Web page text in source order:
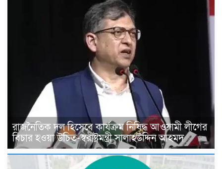
রাজনৈতিক দল হিসেবে কার্যক্রম নিষিদ্ধ আওয়ামী লীগের
বিচার হওয়া উচিত-স্বরাষ্ট্রমন্ত্রী সালাহউদ্দিন আহমদ